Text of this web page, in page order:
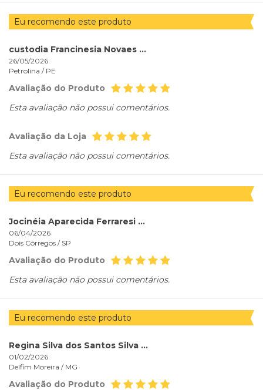
Eu recomendo este produto
custodia Francinesia Novaes de Sá Sá
26/05/2026
Petrolina / PE
Avaliação do Produto
Esta avaliação não possui comentários.
Avaliação da Loja
Esta avaliação não possui comentários.
Eu recomendo este produto
Jocinéia Aparecida Ferraresi Ferraresi
06/04/2026
Dois Córregos / SP
Avaliação do Produto
Esta avaliação não possui comentários.
Eu recomendo este produto
Regina Silva dos Santos Silva dos Santos
01/02/2026
Delfim Moreira / MG
Avaliação do Produto